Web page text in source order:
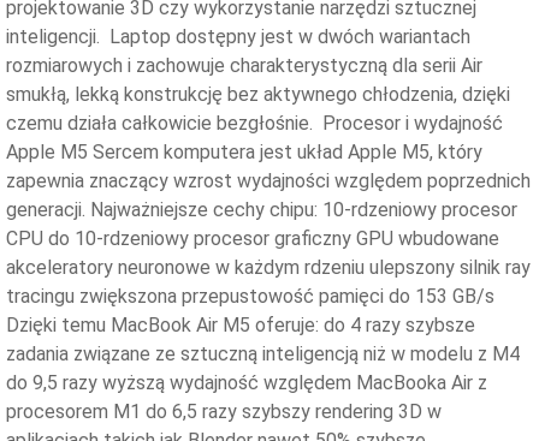
projektowanie 3D czy wykorzystanie narzędzi sztucznej
inteligencji. Laptop dostępny jest w dwóch wariantach
rozmiarowych i zachowuje charakterystyczną dla serii Air
smukłą, lekką konstrukcję bez aktywnego chłodzenia, dzięki
czemu działa całkowicie bezgłośnie. Procesor i wydajność
Apple M5 Sercem komputera jest układ Apple M5, który
zapewnia znaczący wzrost wydajności względem poprzednich
generacji. Najważniejsze cechy chipu: 10-rdzeniowy procesor
CPU do 10-rdzeniowy procesor graficzny GPU wbudowane
akceleratory neuronowe w każdym rdzeniu ulepszony silnik ray
tracingu zwiększona przepustowość pamięci do 153 GB/s
Dzięki temu MacBook Air M5 oferuje: do 4 razy szybsze
zadania związane ze sztuczną inteligencją niż w modelu z M4
do 9,5 razy wyższą wydajność względem MacBooka Air z
procesorem M1 do 6,5 razy szybszy rendering 3D w